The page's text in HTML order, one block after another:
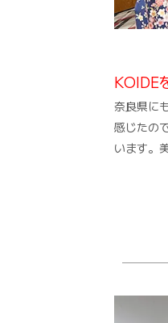
KOIDE
奈良県に
感じたの
います。